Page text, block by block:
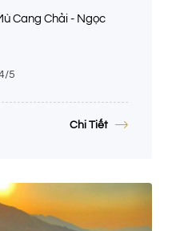
Cang Chải - Ngọc
/5
Chi Tiết